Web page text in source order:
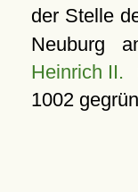
der Stelle
Neuburg
Heinrich II.
1002